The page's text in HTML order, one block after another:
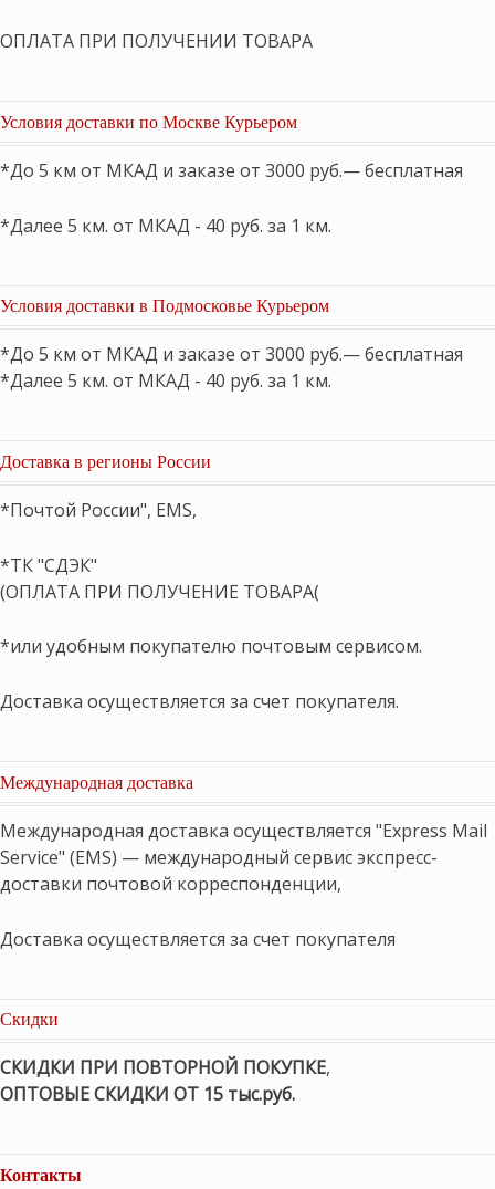
ОПЛАТА ПРИ ПОЛУЧЕНИИ ТОВАРА
Условия доставки по Москве Курьером
*До 5 км от МКАД и заказе от 3000 руб.— бесплатная
*Далее 5 км. от МКАД - 40 руб. за 1 км.
Условия доставки в Подмосковье Курьером
*До 5 км от МКАД и заказе от 3000 руб.— бесплатная
*Далее 5 км. от МКАД - 40 руб. за 1 км.
Доставка в регионы России
*Почтой России", EMS,
*ТК "СДЭК"
(ОПЛАТА ПРИ ПОЛУЧЕНИЕ ТОВАРА(
*или удобным покупателю почтовым сервисом.
Доставка осуществляется за счет покупателя.
Международная доставка
Международная доставка осуществляется "Express Mail
Service" (EMS) — международный сервис экспресс-
доставки почтовой корреспонденции,
Доставка осуществляется за счет покупателя
Скидки
СКИДКИ ПРИ ПОВТОРНОЙ ПОКУПКЕ,
ОПТОВЫЕ СКИДКИ ОТ 15 тыс.руб.
Контакты